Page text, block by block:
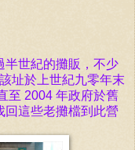
半世紀的攤販，不少
址於上世紀九零年末
至 2004 年政府於舊
回這些老攤檔到此營